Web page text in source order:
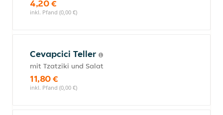
4,20 €
inkl. Pfand (0,00 €)
Cevapcici Teller
mit Tzatziki und Salat
11,80 €
inkl. Pfand (0,00 €)